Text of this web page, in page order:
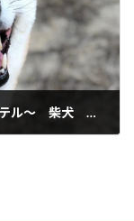
お泊まり報告☆2月27日～しつけ教室のホテル～ 柴犬 一宮市からご利用いただいてます♪